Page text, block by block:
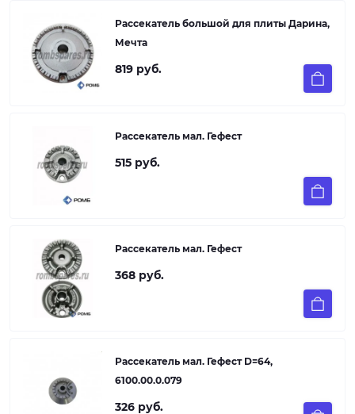
Рассекатель большой для плиты Дарина,
Мечта
819 руб.
Рассекатель мал. Гефест
515 руб.
Рассекатель мал. Гефест
368 руб.
Рассекатель мал. Гефест D=64,
6100.00.0.079
326 руб.